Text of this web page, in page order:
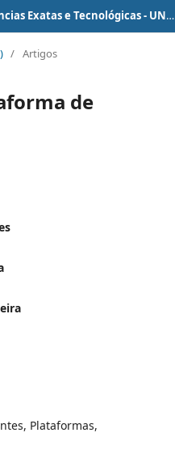
Caderno de Graduação - Ciências Exatas e Tecnológicas - UNIT - SERGIPE
/ Artigos
de
Plataformas,